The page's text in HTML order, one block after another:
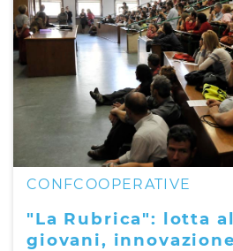
CONFCOOPERATIVE
"La Rubrica": lotta
giovani, innovazione